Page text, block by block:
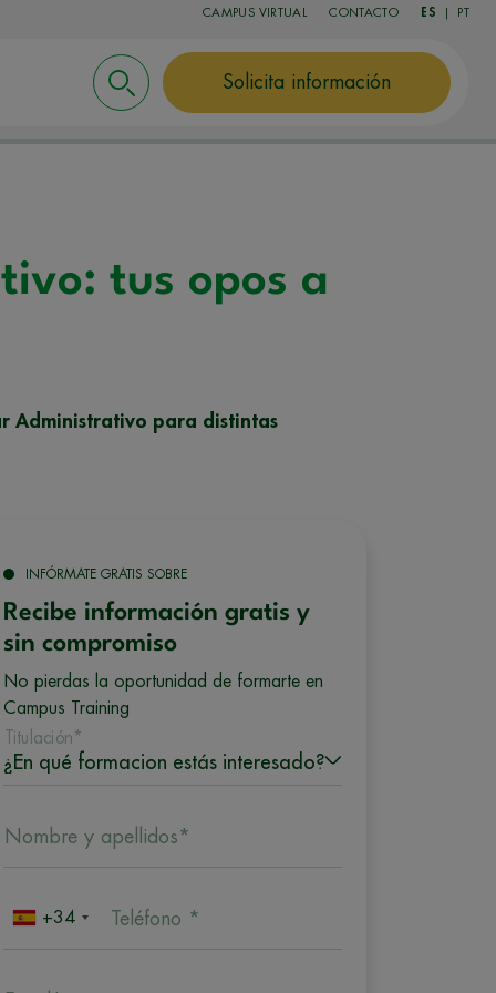
CAMPUS VIRTUAL CONTACTO ES PT
Solicita información
tus opos a
Administrativo para distintas
INFÓRMATE GRATIS SOBRE
Recibe información gratis y
sin compromiso
No pierdas la oportunidad de formarte en
Campus Training
Titulación*
Nombre y apellidos*
+34 Teléfono *